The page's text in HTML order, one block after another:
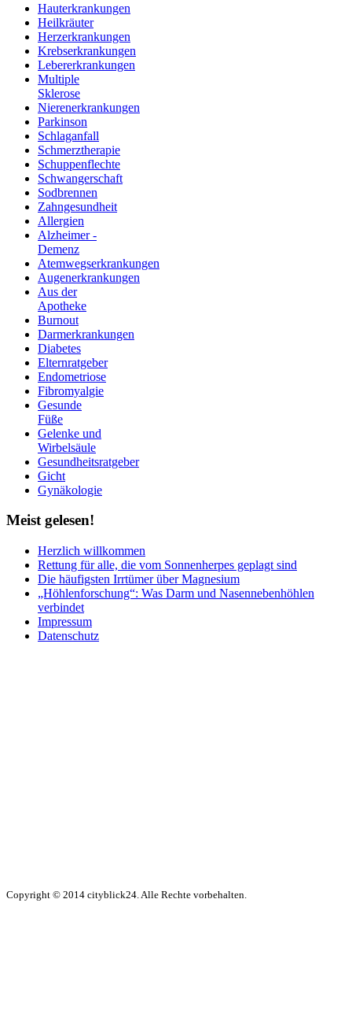
Hauterkrankungen
Heilkräuter
Herzerkrankungen
Krebserkrankungen
Lebererkrankungen
Multiple
Sklerose
Nierenerkrankungen
Parkinson
Schlaganfall
Schmerztherapie
Schuppenflechte
Schwangerschaft
Sodbrennen
Zahngesundheit
Allergien
Alzheimer -
Demenz
Atemwegserkrankungen
Augenerkrankungen
Aus der
Apotheke
Burnout
Darmerkrankungen
Diabetes
Elternratgeber
Endometriose
Fibromyalgie
Gesunde
Füße
Gelenke und
Wirbelsäule
Gesundheitsratgeber
Gicht
Gynäkologie
Meistgelesen!
Herzlich willkommen
Rettung für alle, die vom Sonnenherpes geplagt sind
Die häufigsten Irrtümer über Magnesium
„Höhlenforschung“: Was Darm und Nasennebenhöhlen
verbindet
Impressum
Datenschutz
Copyright © 2014 cityblick24. Alle Rechte vorbehalten.